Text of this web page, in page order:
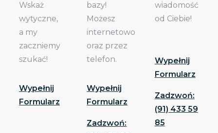
Wskaż
wytyczne,
a my
zaczniemy
szukać!
Wypełnij
Formularz
bazy!
Możesz
internetowo
oraz przez
telefon.
Wypełnij
Formularz
Zadzwoń:
wiadomość
od Ciebie!
Wypełnij
Formularz
Zadzwoń:
(91) 433 59
85